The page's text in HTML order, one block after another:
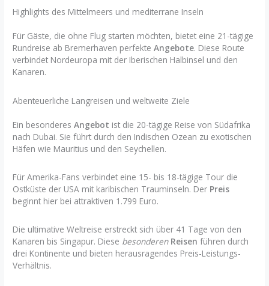
Highlights des Mittelmeers und mediterrane Inseln
Für Gäste, die ohne Flug starten möchten, bietet eine 21-tägige
Rundreise ab Bremerhaven perfekteAngebote. Diese Route
verbindet Nordeuropa mit der Iberischen Halbinsel und den
Kanaren.
Abenteuerliche Langreisen und weltweite Ziele
Ein besonderesAngebot ist die 20-tägige Reise von Südafrika
nach Dubai. Sie führt durch den Indischen Ozean zu exotischen
Häfen wie Mauritius und den Seychellen.
Für Amerika-Fans verbindet eine 15- bis 18-tägige Tour die
Ostküste der USA mit karibischen Trauminseln. Der Preis
beginnt hier bei attraktiven 1.799 Euro.
Die ultimative Weltreise erstreckt sich über 41 Tage von den
Kanaren bis Singapur. Diese besonderen Reisen führen durch
drei Kontinente und bieten herausragendes Preis-Leistungs-
Verhältnis.